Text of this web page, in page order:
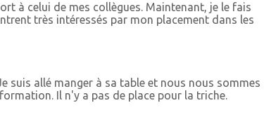
à celui de mes collègues. Maintenant, je le fais
très intéressés par mon placement dans les
suis allé manger à sa table et nous nous sommes
Il n'y a pas de place pour la triche.